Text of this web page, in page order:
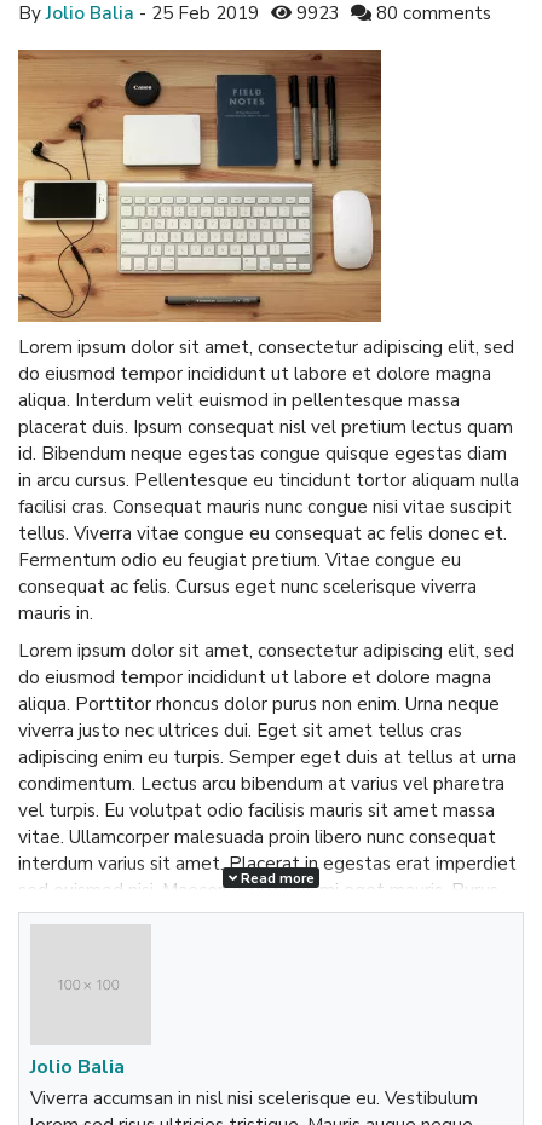
ByJolio Balia - 25 Feb 2019 9923 80 comments
Lorem ipsum dolor sit amet, consectetur adipiscing elit, sed
do eiusmod tempor incididunt ut labore et dolore magna
aliqua. Interdum velit euismod in pellentesque massa
placerat duis. Ipsum consequat nisl vel pretium lectus quam
id. Bibendum neque egestas congue quisque egestas diam
in arcu cursus. Pellentesque eu tincidunt tortor aliquam nulla
facilisi cras. Consequat mauris nunc congue nisi vitae suscipit
tellus. Viverra vitae congue eu consequat ac felis donec et.
Fermentum odio eu feugiat pretium. Vitae congue eu
consequat ac felis. Cursus eget nunc scelerisque viverra
mauris in.
Lorem ipsum dolor sit amet, consectetur adipiscing elit, sed
do eiusmod tempor incididunt ut labore et dolore magna
aliqua. Porttitor rhoncus dolor purus non enim. Urna neque
viverra justo nec ultrices dui. Eget sit amet tellus cras
adipiscing enim eu turpis. Semper eget duis at tellus at urna
condimentum. Lectus arcu bibendum at varius vel pharetra
vel turpis. Eu volutpat odio facilisis mauris sit amet massa
vitae. Ullamcorper malesuada proin libero nunc consequat
interdum varius sit amet. Placerat in egestas erat imperdiet
sed euismod nisi. Maecenas ultricies mi eget mauris. Purus
semper eget duis at.
do eiusmod tempor incididunt ut labore et dolore magna
adipiscing enim eu turpis. Semper eget duis at tellus at urna
condimentum. Lectus arcu bibendum at varius vel pharetra
vel turpis. Eu volutpat odio facilisis mauris sit amet massa
Read more
Jolio Balia
Viverra accumsan in nisl nisi scelerisque eu. Vestibulum